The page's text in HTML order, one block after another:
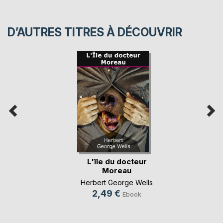
D’AUTRES TITRES À DÉCOUVRIR
L'île du docteur
Moreau
Herbert George Wells
2,49 € Ebook